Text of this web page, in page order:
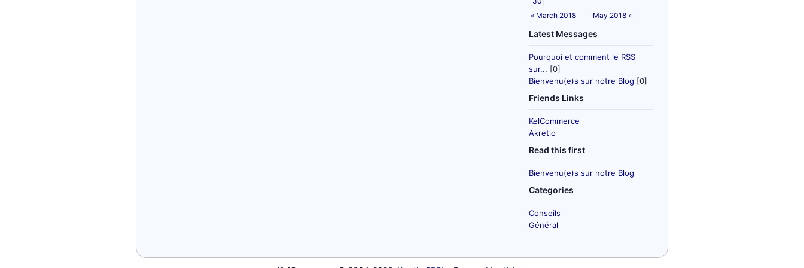
« March 2018
May 2018 »
Latest Messages
Pourquoi et comment le RSS
sur... [0]
Bienvenu(e)s sur notre Blog [0]
Friends Links
KelCommerce
Akretio
Read this first
Bienvenu(e)s sur notre Blog
Categories
Conseils
Général